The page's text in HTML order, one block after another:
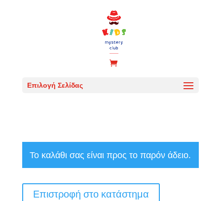
Επιλογή Σελίδας
Το καλάθι σας είναι προς το παρόν άδειο.
Επιστροφή στο κατάστημα